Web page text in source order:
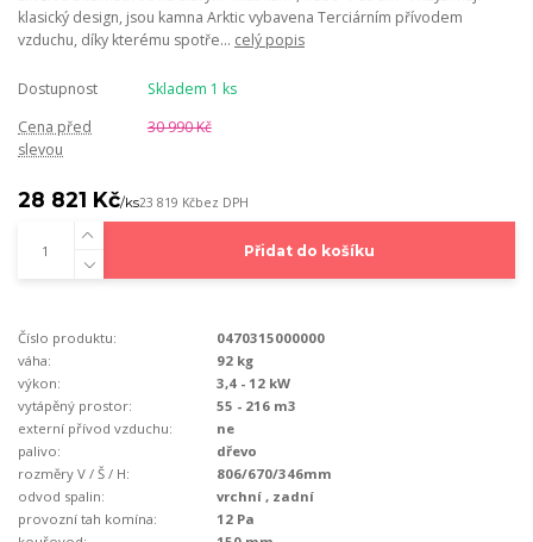
klasický design, jsou kamna Arktic vybavena Terciárním přívodem
vzduchu, díky kterému spotře... celý popis
Dostupnost
Skladem 1 ks
Cena před
slevou
30 990 Kč
28 821 Kč/ks23 819 Kčbez DPH
Přidat do košíku
Číslo produktu:
0470315000000
váha:
92 kg
výkon:
3,4 - 12 kW
vytápěný prostor:
55 - 216 m3
externí přívod vzduchu:
ne
palivo:
dřevo
rozměry V / Š / H:
806/670/346mm
odvod spalin:
vrchní , zadní
provozní tah komína:
12 Pa